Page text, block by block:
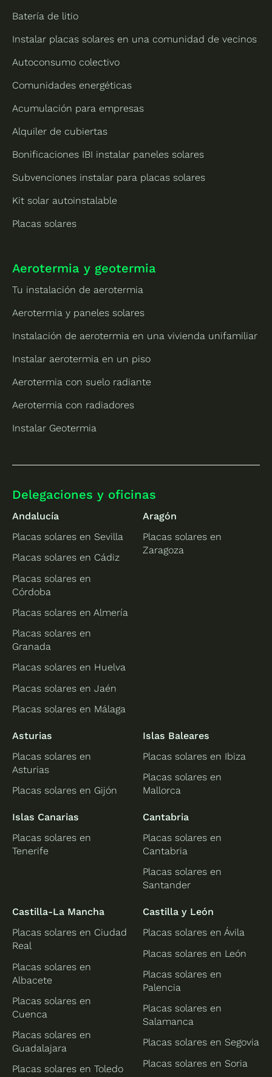
Batería de litio
Instalar placas solares en una comunidad de vecinos
Autoconsumo colectivo
Comunidades energéticas
Acumulación para empresas
Alquiler de cubiertas
Bonificaciones IBI instalar paneles solares
Subvenciones instalar para placas solares
Kit solar autoinstalable
Placas solares
Aerotermia y geotermia
Tu instalación de aerotermia
Aerotermia y paneles solares
Instalación de aerotermia en una vivienda unifamiliar
Instalar aerotermia en un piso
Aerotermia con suelo radiante
Aerotermia con radiadores
Instalar Geotermia
Delegaciones y oficinas
Andalucía
Placas solares en Sevilla
Placas solares en Cádiz
Placas solares en
Córdoba
Placas solares en Almería
Placas solares en
Granada
Placas solares en Huelva
Placas solares en Jaén
Placas solares en Málaga
Aragón
Placas solares en
Zaragoza
Asturias
Placas solares en
Asturias
Placas solares en Gijón
Islas Baleares
Placas solares en Ibiza
Placas solares en
Mallorca
Islas Canarias
Placas solares en
Tenerife
Cantabria
Placas solares en
Cantabria
Placas solares en
Santander
Castilla-La Mancha
Placas solares en Ciudad
Real
Placas solares en
Albacete
Placas solares en
Cuenca
Placas solares en
Guadalajara
Placas solares en Toledo
Castilla y León
Placas solares en Ávila
Placas solares en León
Placas solares en
Palencia
Placas solares en
Salamanca
Placas solares en Segovia
Placas solares en Soria